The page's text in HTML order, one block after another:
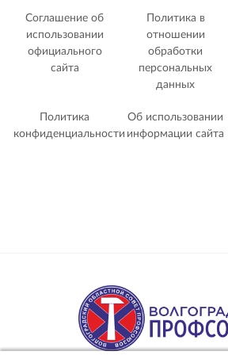
Соглашение об
использовании
официального
сайта
Политика в
отношении
обработки
персональных
данных
Политика
конфиденциальности
Об использовании
информации сайта